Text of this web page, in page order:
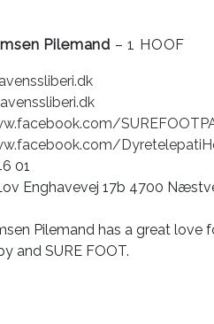
Pilemand – 1 HOOF
01
Enghavevej 17b 4700
Pilemand has a great love
and SURE FOOT.